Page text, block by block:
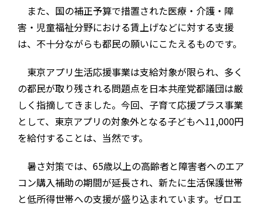
また、国の補正予算で措置された医療・介護・障
害・児童福祉分野における賃上げなどに対する支援
は、不十分ながらも都民の願いにこたえるものです。
東京アプリ生活応援事業は支給対象が限られ、多く
の都民が取り残される問題点を日本共産党都議団は厳
しく指摘してきました。今回、子育て応援プラス事業
として、東京アプリの対象外となる子どもへ11,000円
を給付することは、当然です。
暑さ対策では、65歳以上の高齢者と障害者へのエア
コン購入補助の期間が延長され、新たに生活保護世帯
と低所得世帯への支援が盛り込まれています。ゼロエ